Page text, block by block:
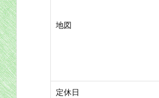
地図
定休日